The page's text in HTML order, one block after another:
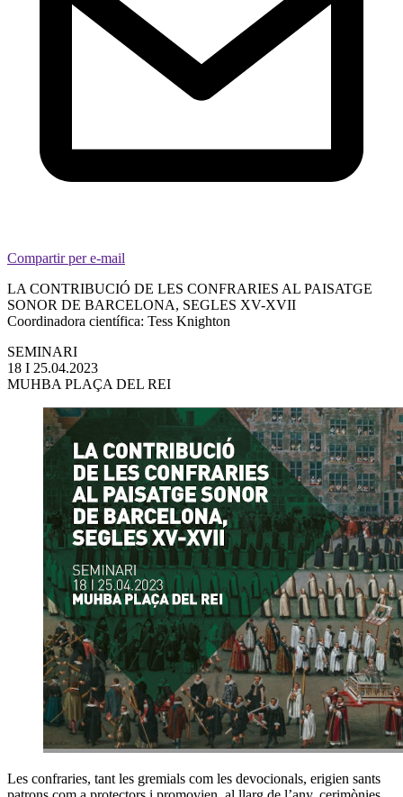
Compartir per e-mail
LA CONTRIBUCIÓ DE LES CONFRARIES AL PAISATGE
SONOR DE BARCELONA, SEGLES XV-XVII
Coordinadora científica: Tess Knighton
SEMINARI
18 I 25.04.2023
MUHBA PLAÇA DEL REI
Les confraries, tant les gremials com les devocionals, erigien sants